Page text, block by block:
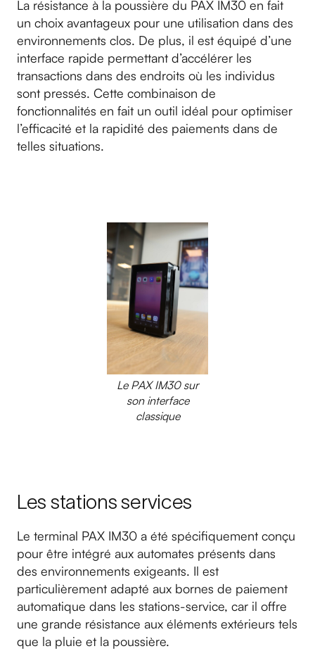
La résistance à la poussière du PAX IM30 en fait
un choix avantageux pour une utilisation dans des
environnements clos. De plus, il est équipé d’une
interface rapide permettant d’accélérer les
transactions dans des endroits où les individus
sont pressés. Cette combinaison de
fonctionnalités en fait un outil idéal pour optimiser
l’efficacité et la rapidité des paiements dans de
telles situations.
Le PAX IM30 sur
son interface
classique
Les stations services
Le terminal PAX IM30 a été spécifiquement conçu
pour être intégré aux automates présents dans
des environnements exigeants. Il est
particulièrement adapté aux bornes de paiement
automatique dans les stations-service, car il offre
une grande résistance aux éléments extérieurs tels
que la pluie et la poussière.